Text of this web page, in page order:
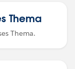
Thema
Thema.